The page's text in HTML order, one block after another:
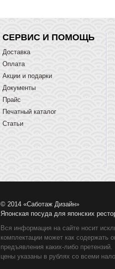
СЕРВИС И ПОМОЩЬ
Доставка
Оплата
Акции и подарки
Документы
Прайс
Печатный каталог
Статьи
© 2014 «Саботаж Дизайн»
Японская посуда для японских
Вся информация на сайте носит
комплектации может как содержать
предъявления каких-либо
цены указаны в рублях со всеми